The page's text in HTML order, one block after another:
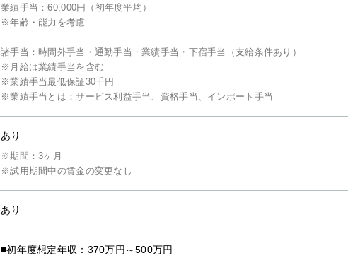
業績手当：60,000円（初年度平均）
※年齢・能力を考慮
諸手当：時間外手当・通勤手当・業績手当・下宿手当（支給条件あり）
※月給は業績手当を含む
※業績手当最低保証30千円
※業績手当とは：サービス利益手当、資格手当、インポート手当
あり
※期間：3ヶ月
※試用期間中の賃金の変更なし
あり
■初年度想定年収：370万円～500万円